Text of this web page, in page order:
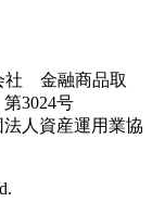
社 金融商品取
3024号
人資産運用業協